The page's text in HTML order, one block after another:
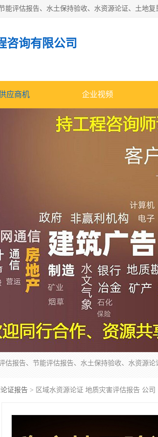
咨询有限公司
应商机 企业视频
证报告 > 区域水资源论证 地质灾害评估报告 公司